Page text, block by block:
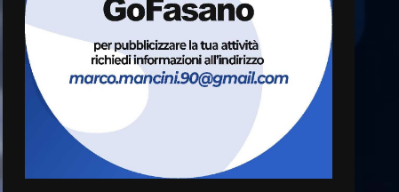
6 Agosto 2026 06:20
7
La magia del Minareto e la
prima assoluta de “L’Albergo
Belvedere. Il rapimento”
6 Agosto 2026 06:15
“I Contestatori: Musica di
Rivoluzione”: nuovo
appuntamento con “Fasano in